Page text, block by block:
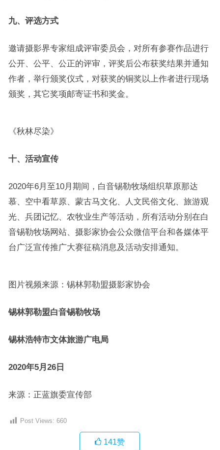
九、评选方式
邀请摄影界专家组成评审委员会，对所有参赛作品进行
公开、公平、公正的评审，评奖后公布获奖结果并通知
作者，举行颁奖仪式，对获奖的铜奖以上作者进行现场
颁奖，其它奖项邮寄证书和奖金。
《秋林尽染》
十、活动宣传
2020年6月至10月期间，白音锡勒牧场组织草原那达
慕、空中看草原、蒙古马文化、人文民俗文化、旅游观
光、兵团记忆、农牧业生产等活动，所有活动分别在白
音锡勒牧场网站、摄影家协会公众微信平台和各媒体平
台广泛宣传推广大赛征稿消息及活动安排通知。
图片视频来源：锡林郭勒盟摄影家协会
锡林郭勒盟白音锡勒牧场
锡林浩特市文体旅游广电局
2020年5月26日
来源：正蓝旗委宣传部
Post Views: 660
141赞